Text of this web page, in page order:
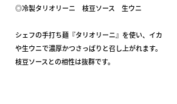
◎冷製タリオリーニ 枝豆ソース 生ウニ
シェフの手打ち麺『タリオリーニ』を使い、イカ
や生ウニで濃厚かつさっぱりと召し上がれます。
枝豆ソースとの相性は抜群です。